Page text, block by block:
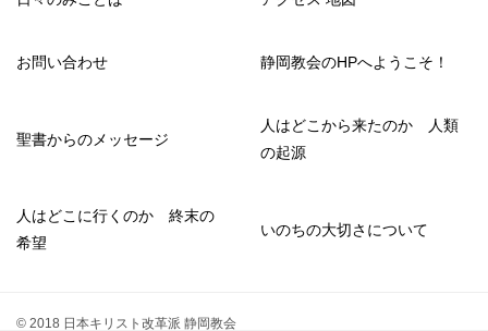
お問い合わせ 静岡教会のHPへようこそ！
聖書からのメッセージ
人はどこから来たのか 人類
の起源
人はどこに行くのか 終末の
希望
いのちの大切さについて
© 2018 日本キリスト改革派 静岡教会